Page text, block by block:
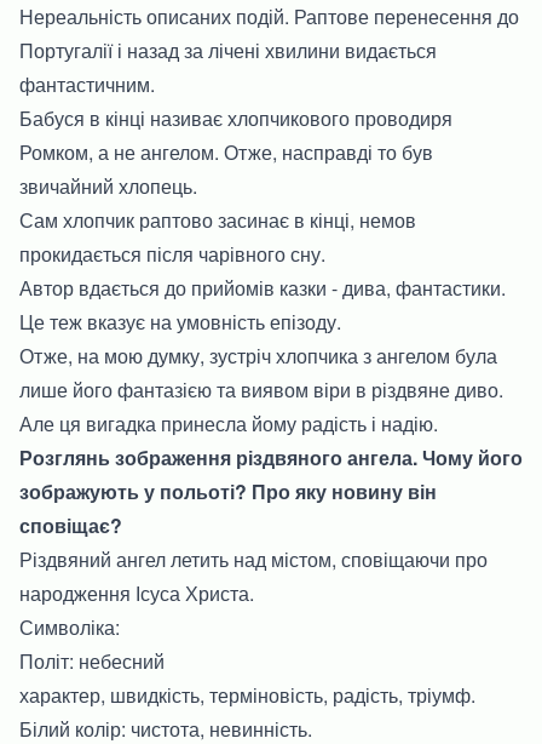
Нереальність описаних подій. Раптове перенесення до
Португалії і назад за лічені хвилини видається
фантастичним.
Бабуся в кінці називає хлопчикового проводиря
Ромком, а не ангелом. Отже, насправді то був
звичайний хлопець.
Сам хлопчик раптово засинає в кінці, немов
прокидається після чарівного сну.
Автор вдається до прийомів казки - дива, фантастики.
Це теж вказує на умовність епізоду.
Отже, на мою думку, зустріч хлопчика з ангелом була
лише його фантазією та виявом віри в різдвяне диво.
Але ця вигадка принесла йому радість і надію.
Розглянь зображення різдвяного ангела. Чому його
зображують у польоті? Про яку новину він
сповіщає?
Різдвяний ангел летить над містом, сповіщаючи про
народження Ісуса Христа.
Символіка:
Політ: небесний
характер, швидкість, терміновість, радість, тріумф.
Білий колір: чистота, невинність.